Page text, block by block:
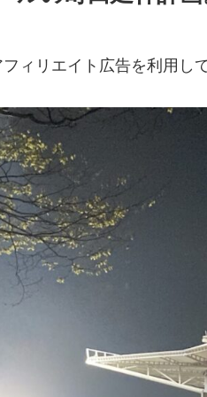
ィリエイト広告を利用し